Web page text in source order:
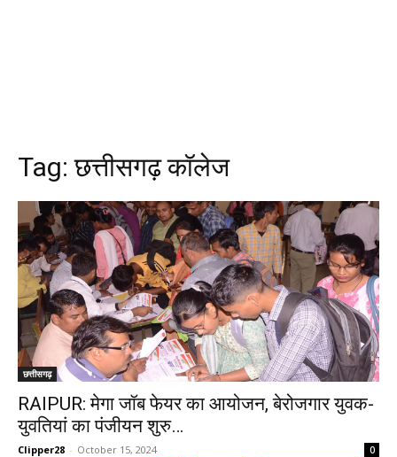
Tag:छत्तीसगढ़ कॉलेज
छत्तीसगढ़
RAIPUR: मेगा जॉब फेयर का आयोजन, बेरोजगार युवक-
युवतियां का पंजीयन शुरु…
Clipper28 - October 15, 2024 0